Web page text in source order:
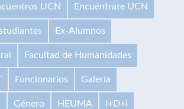
UCN Encuéntrate UCN
Ex-Alumnos
Facultad de Humanidades
Funcionarios Galería
Género HEUMA I+D+i